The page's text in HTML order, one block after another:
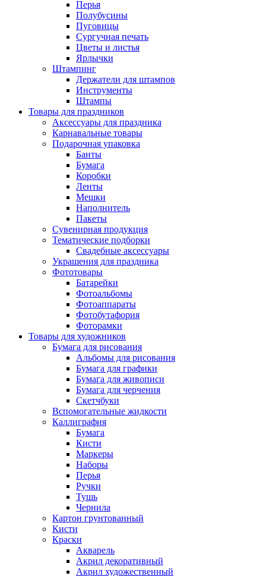
Перья
Полубусины
Пуговицы
Сургучная печать
Цветы и листья
Ярлычки
Штампинг
Держатели для штампов
Инструменты
Штампы
Товары для праздников
Аксессуары для праздника
Карнавальные товары
Подарочная упаковка
Банты
Бумага
Коробки
Ленты
Мешки
Наполнитель
Пакеты
Сувенирная продукция
Тематические подборки
Свадебные аксессуары
Украшения для праздника
Фототовары
Батарейки
Фотоальбомы
Фотоаппараты
Фотобутафория
Фоторамки
Товары для художников
Бумага для рисования
Альбомы для рисования
Бумага для графики
Бумага для живописи
Бумага для черчения
Скетчбуки
Вспомогательные жидкости
Каллиграфия
Бумага
Кисти
Маркеры
Наборы
Перья
Ручки
Тушь
Чернила
Картон грунтованный
Кисти
Краски
Акварель
Акрил декоративный
Акрил художественный